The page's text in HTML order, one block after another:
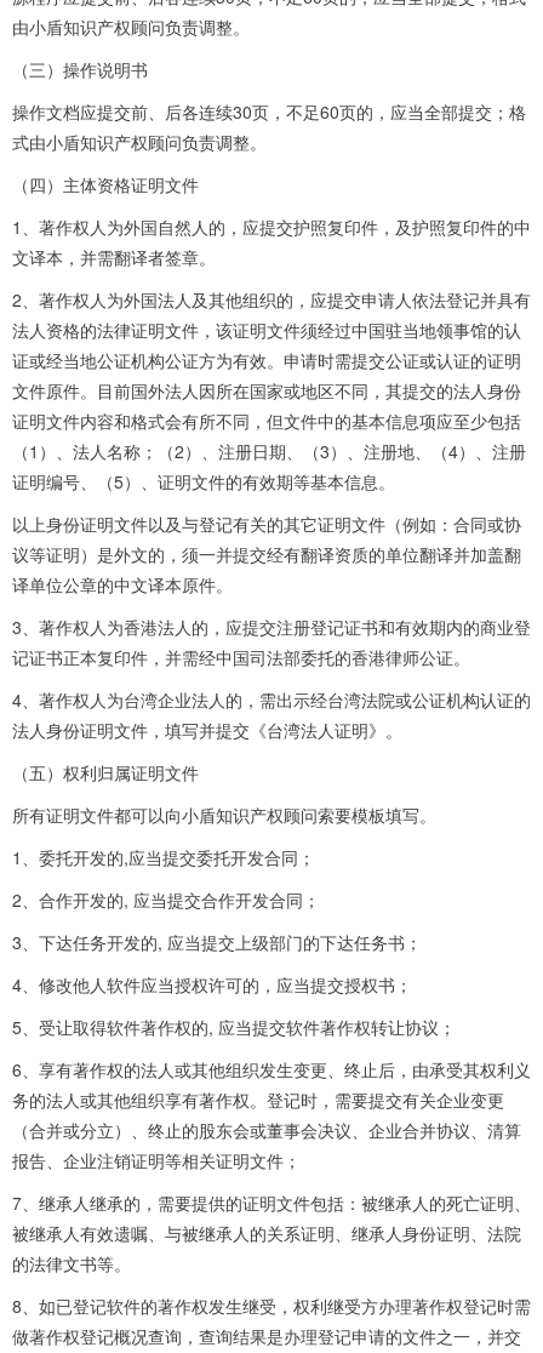
由小盾知识产权顾问负责调整。
（三）操作说明书
操作文档应提交前、后各连续30页，不足60页的，应当全部提交；格
式由小盾知识产权顾问负责调整。
（四）主体资格证明文件
1、著作权人为外国自然人的，应提交护照复印件，及护照复印件的中
文译本，并需翻译者签章。
2、著作权人为外国法人及其他组织的，应提交申请人依法登记并具有
法人资格的法律证明文件，该证明文件须经过中国驻当地领事馆的认
证或经当地公证机构公证方为有效。申请时需提交公证或认证的证明
文件原件。目前国外法人因所在国家或地区不同，其提交的法人身份
证明文件内容和格式会有所不同，但文件中的基本信息项应至少包括
（1）、法人名称；（2）、注册日期、（3）、注册地、（4）、注册
证明编号、（5）、证明文件的有效期等基本信息。
以上身份证明文件以及与登记有关的其它证明文件（例如：合同或协
议等证明）是外文的，须一并提交经有翻译资质的单位翻译并加盖翻
译单位公章的中文译本原件。
3、著作权人为香港法人的，应提交注册登记证书和有效期内的商业登
记证书正本复印件，并需经中国司法部委托的香港律师公证。
4、著作权人为台湾企业法人的，需出示经台湾法院或公证机构认证的
法人身份证明文件，填写并提交《台湾法人证明》。
（五）权利归属证明文件
所有证明文件都可以向小盾知识产权顾问索要模板填写。
1、委托开发的,应当提交委托开发合同；
2、合作开发的, 应当提交合作开发合同；
3、下达任务开发的, 应当提交上级部门的下达任务书；
4、修改他人软件应当授权许可的，应当提交授权书；
5、受让取得软件著作权的, 应当提交软件著作权转让协议；
6、享有著作权的法人或其他组织发生变更、终止后，由承受其权利义
务的法人或其他组织享有著作权。登记时，需要提交有关企业变更
（合并或分立）、终止的股东会或董事会决议、企业合并协议、清算
报告、企业注销证明等相关证明文件；
7、继承人继承的，需要提供的证明文件包括：被继承人的死亡证明、
被继承人有效遗嘱、与被继承人的关系证明、继承人身份证明、法院
的法律文书等。
8、如已登记软件的著作权发生继受，权利继受方办理著作权登记时需
做著作权登记概况查询，查询结果是办理登记申请的文件之一，并交